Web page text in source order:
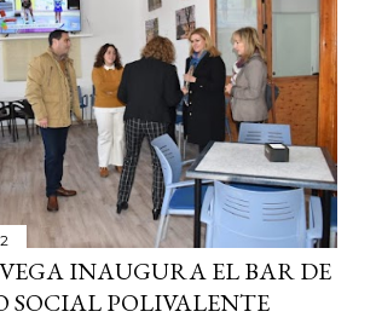
INAUGURA EL BAR DE
SOCIAL POLIVALENTE